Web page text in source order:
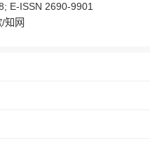
E-ISSN 2690-9901
知网